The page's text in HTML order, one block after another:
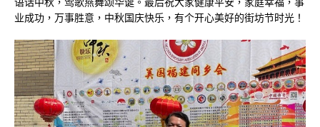
业成功，万事胜意，中秋国庆快乐，有个开心美好的街坊节时光！